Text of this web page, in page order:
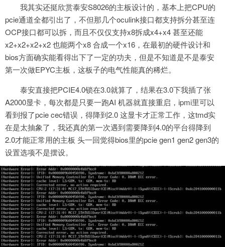
我其实还挺欣赏泰安S8026的主板设计的，基本上把CPU的
pcie通道全都引出了，不但那几个oculink接口都支持拆分甚至连
OCP接口都可以拆，而且不仅仅支持x8拆成x4+x4 甚至还能
x2+x2+x2+x2 也能两个x8 合成一个x16，在最初的硬件设计和
bios方面确实能看得出下了一定的功夫，但是不知道是不是泰安
第一次做EPYC主板，这板子的电气性能真的稀烂。
泰安直接把PCIE4.0锁在3.0就算了，结果在3.0下我插了张
A2000显卡，每次都是只要一跑AI 机器就直接重启，ipmi里可以
看到报了pcie cec错误，得降到2.0 这显卡才正常工作，这tmd实
在是太抽象了，我还真的第一次遇到需要降到4.0的平台得降到
2.0才能正常用的主板 头一回觉得bios里的pcie gen1 gen2 gen3的
设置选项不是摆设。